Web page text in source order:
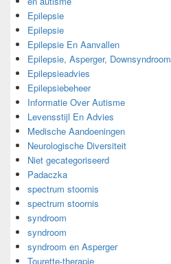
Epilepsie
Epilepsie
Epilepsie En Aanvallen
Epilepsie, Asperger, Downsyndroom
Epilepsieadvies
Epilepsiebeheer
Informatie Over Autisme
Levensstijl En Advies
Medische Aandoeningen
Neurologische Diversiteit
Niet gecategoriseerd
Padaczka
spectrum stoornis
spectrum stoornis
syndroom
syndroom
syndroom en Asperger
Tourette-therapie